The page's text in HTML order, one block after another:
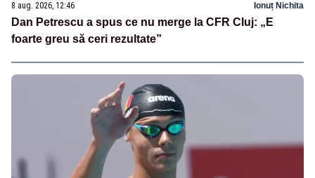
8 aug. 2026, 12:46 Ionuț Nichita
Dan Petrescu a spus ce nu merge la CFR Cluj: „E
foarte greu să ceri rezultate”